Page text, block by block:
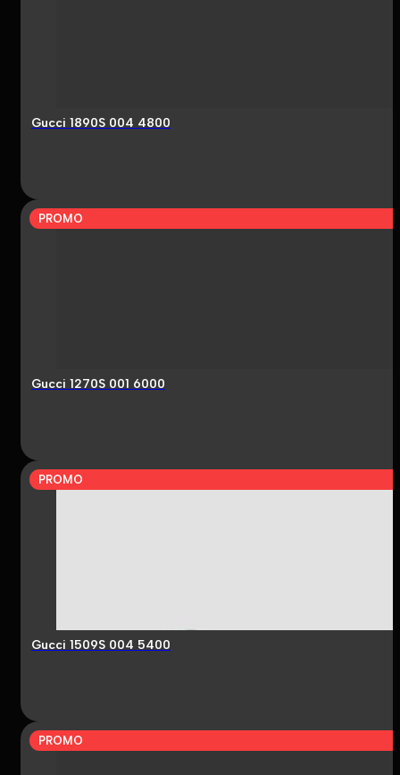
Gucci 1890S 004 4800
PROMO
Gucci 1270S 001 6000
PROMO
Gucci 1509S 004 5400
PROMO